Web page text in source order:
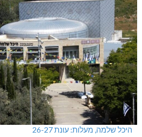
היכל שלמה, מעלות: עונת 26-27